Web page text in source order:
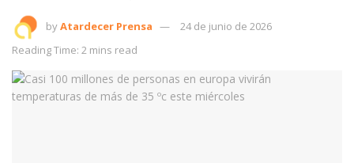
byAtardecer Prensa
24 de junio de 2026
Reading Time: 2 mins read